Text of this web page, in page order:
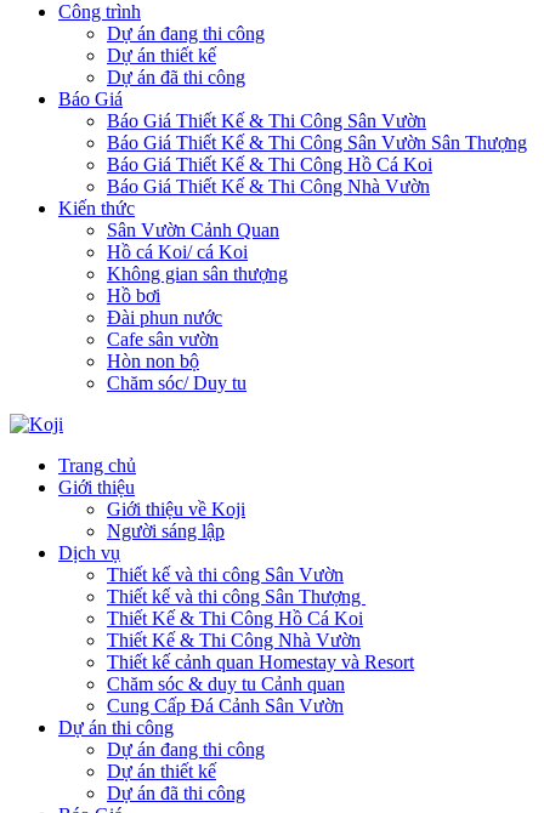
Công trình
Dự án đang thi công
Dự án thiết kế
Dự án đã thi công
Báo Giá
Báo Giá Thiết Kế & Thi Công Sân Vườn
Báo Giá Thiết Kế & Thi Công Sân Vườn Sân Thượng
Báo Giá Thiết Kế & Thi Công Hồ Cá Koi
Báo Giá Thiết Kế & Thi Công Nhà Vườn
Kiến thức
Sân Vườn Cảnh Quan
Hồ cá Koi/ cá Koi
Không gian sân thượng
Hồ bơi
Đài phun nước
Cafe sân vườn
Hòn non bộ
Chăm sóc/ Duy tu
Trang chủ
Giới thiệu
Giới thiệu về Koji
Người sáng lập
Dịch vụ
Thiết kế và thi công Sân Vườn
Thiết kế và thi công Sân Thượng
Thiết Kế & Thi Công Hồ Cá Koi
Thiết Kế & Thi Công Nhà Vườn
Thiết kế cảnh quan Homestay và Resort
Chăm sóc & duy tu Cảnh quan
Cung Cấp Đá Cảnh Sân Vườn
Dự án thi công
Dự án đang thi công
Dự án thiết kế
Dự án đã thi công